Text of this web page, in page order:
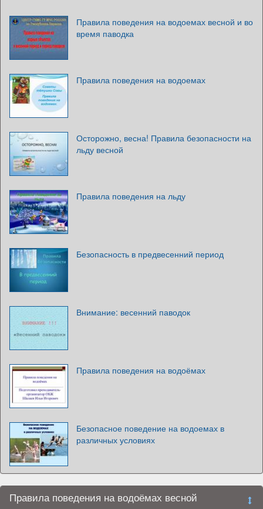
Правила поведения на водоемах весной и во
время паводка
Правила поведения на водоемах
Осторожно, весна! Правила безопасности на
льду весной
Правила поведения на льду
Безопасность в предвесенний период
Внимание: весенний паводок
Правила поведения на водоёмах
Безопасное поведение на водоемах в
различных условиях
Правила поведения на водоёмах весной